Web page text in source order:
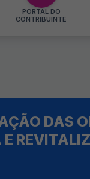
PORTAL DO
CONTRIBUINTE
DAS
E